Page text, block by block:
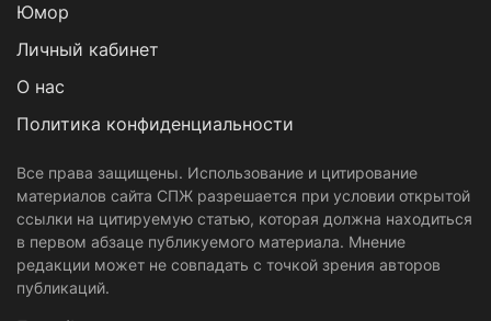
Юмор
Личный кабинет
О нас
Политика конфиденциальности
Все права защищены. Использование и цитирование
материалов сайта СПЖ разрешается при условии открытой
ссылки на цитируемую статью, которая должна находиться
в первом абзаце публикуемого материала. Мнение
редакции может не совпадать с точкой зрения авторов
публикаций.